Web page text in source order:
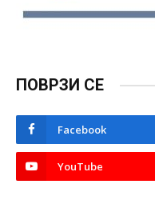
ПОВРЗИ СЕ
Facebook
YouTube